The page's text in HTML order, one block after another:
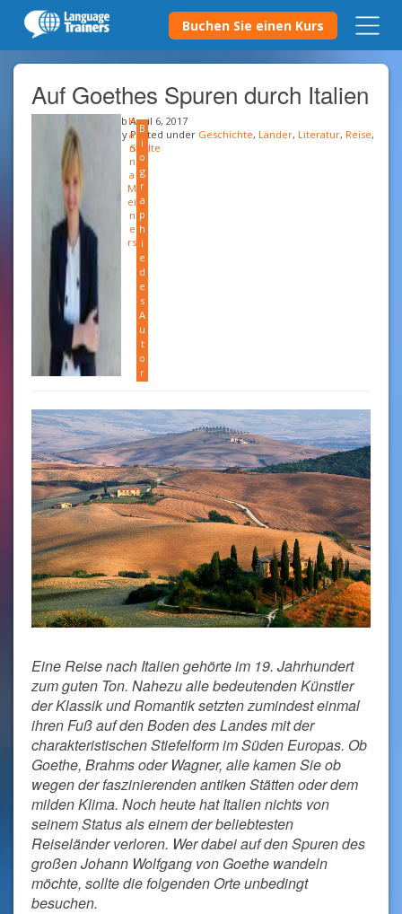
Buchen Sie einen Kurs
Auf Goethes Spuren durch Italien
b
y
H
a
n
n
a
M
ei
n
e
rs
B
i
o
g
r
a
p
h
i
e
d
e
s
A
u
t
o
r
April 6, 2017
Posted under Geschichte, Länder, Literatur, Reise,
Städte
Eine Reise nach Italien gehörte im 19. Jahrhundert
zum guten Ton. Nahezu alle bedeutenden Künstler
der Klassik und Romantik setzten zumindest einmal
ihren Fuß auf den Boden des Landes mit der
charakteristischen Stiefelform im Süden Europas. Ob
Goethe, Brahms oder Wagner, alle kamen Sie ob
wegen der faszinierenden antiken Stätten oder dem
milden Klima. Noch heute hat Italien nichts von
seinem Status als einem der beliebtesten
Reiseländer verloren. Wer dabei auf den Spuren des
großen Johann Wolfgang von Goethe wandeln
möchte, sollte die folgenden Orte unbedingt
besuchen.